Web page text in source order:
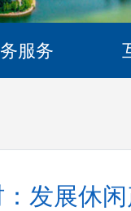
服务
发展休